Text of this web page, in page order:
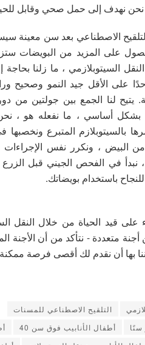
نحن نهدف إلى حمل صحي وقابل
الاصطناعي بعد سن معينة
على المزيد من البويضات
السيتوبلازمي ، ما زلنا
على الأقل جيد النمو وصحيح
يتيح لنا الجمع بين جولتين من
أساسي ، ما نفعله هو ، نحن
بالسيتوبلازم المتبرع
البيض ، ونكرر نفس
باستخدام بويضاتك.
قيد الحياة من خلال النقل
متعددة - نتأكد من أن الأجنة
التلقيح الاصطناعي للمسنات
سنًا
أطفال الأنابيب فوق سن 40